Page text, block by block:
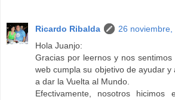
Ricardo Ribalda
26 noviembre,
Hola Juanjo:
Gracias por leernos y nos
web cumpla su objetivo de ayudar
a dar la Vuelta al Mundo.
Efectivamente, nosotros hicimos